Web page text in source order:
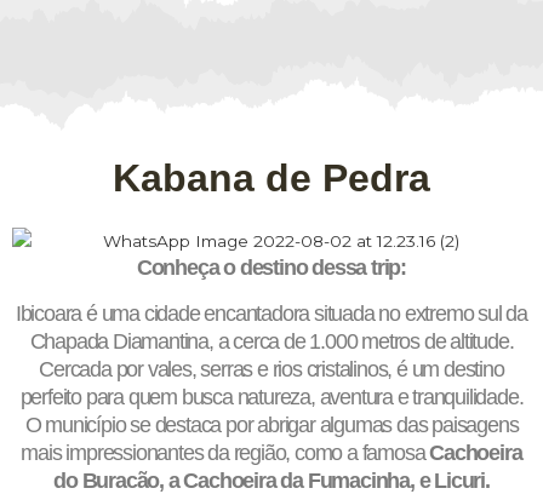
Kabana de Pedra
Conheça o destino dessa trip:
Ibicoara é uma cidade encantadora situada no extremo sul da
Chapada Diamantina, a cerca de 1.000 metros de altitude.
Cercada por vales, serras e rios cristalinos, é um destino
perfeito para quem busca natureza, aventura e tranquilidade.
O município se destaca por abrigar algumas das paisagens
mais impressionantes da região, como a famosaCachoeira
do Buracão, a Cachoeira da Fumacinha, e Licuri.